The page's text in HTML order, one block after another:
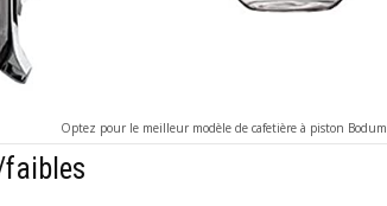
Optez pour le meilleur modèle de cafetière à piston Bodum